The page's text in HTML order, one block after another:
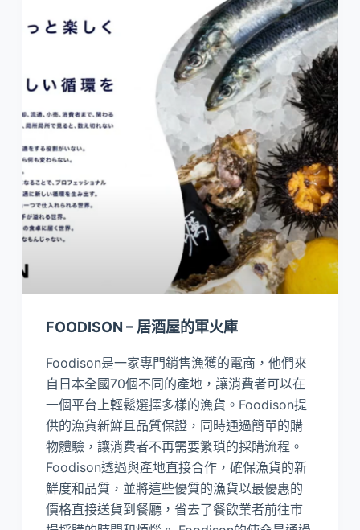
FOODISON – 居酒屋的軍火庫
Foodison是一家專門銷售漁獲的電商，他們來
自日本全國70個不同的產地，讓消費者可以在
一個平台上輕鬆選擇多樣的漁貨。Foodison提
供的漁貨新鮮且品質保證，同時通過簡單的購
物體驗，讓消費者不再需要繁瑣的採購流程。
Foodison透過與產地直接合作，確保漁貨的新
鮮度和品質，並將這些優質的漁貨以最優惠的
價格直接送貨到餐廳，省去了餐飲業者前往市